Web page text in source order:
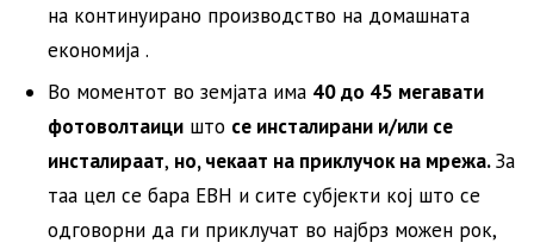
на континуирано производство на домашната
економија .
Во моментот во земјата има 40 до 45 мегавати
фотоволтаици што се инсталирани и/или се
инсталираат, но, чекаат на приклучок на мрежа.За
таа цел се бара ЕВН и сите субјекти кој што се
одговорни да ги приклучат во најбрз можен рок,